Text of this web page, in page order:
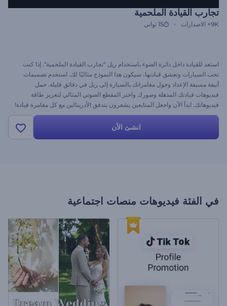
تجارب القيادة الملحمية
9K+ الاصدارات 15 ثواني
استعد للقيادة داخل دائرة الضوء باستخدام ريل "تجارب القيادة الملحمية". إذا كنت
تحب السيارات وتعشق قيادتها، سيكون هذا النموذج مثاليًا لك. استخدم تصميمات
أنيقة مسبقة الإعداد وحول مغامراتك بالسيارة إلى ريل في دقائق قليلة. حمل
فيديوهات قيادتك المذهلة وصورك واختر المقطع الصوتي المثالي لتعزيز طاقة
فيديوهاتك. ابدأ الآن واجعل المتابعين يشعرون بتدفق الأدرينالين مع كل مغامرة قيادة!
انشئ الأن
في الفئة فيديوهات منصات اجتماعية